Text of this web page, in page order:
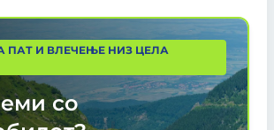
И ВЛЕЧЕЊЕ НИЗ ЦЕЛА
со